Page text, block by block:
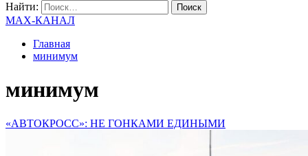
Найти:
MAX-КАНАЛ
Главная
минимум
минимум
«АВТОКРОСС»: НЕ ГОНКАМИ ЕДИНЫМИ